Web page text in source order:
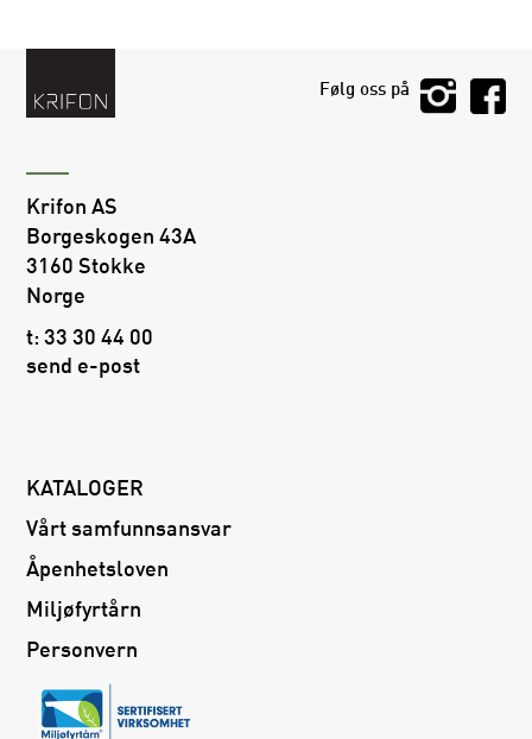
Følg oss på
Krifon AS
Borgeskogen 43A
3160 Stokke
Norge
t:33 30 44 00
send e-post
KATALOGER
Vårt samfunnsansvar
Åpenhetsloven
Miljøfyrtårn
Personvern